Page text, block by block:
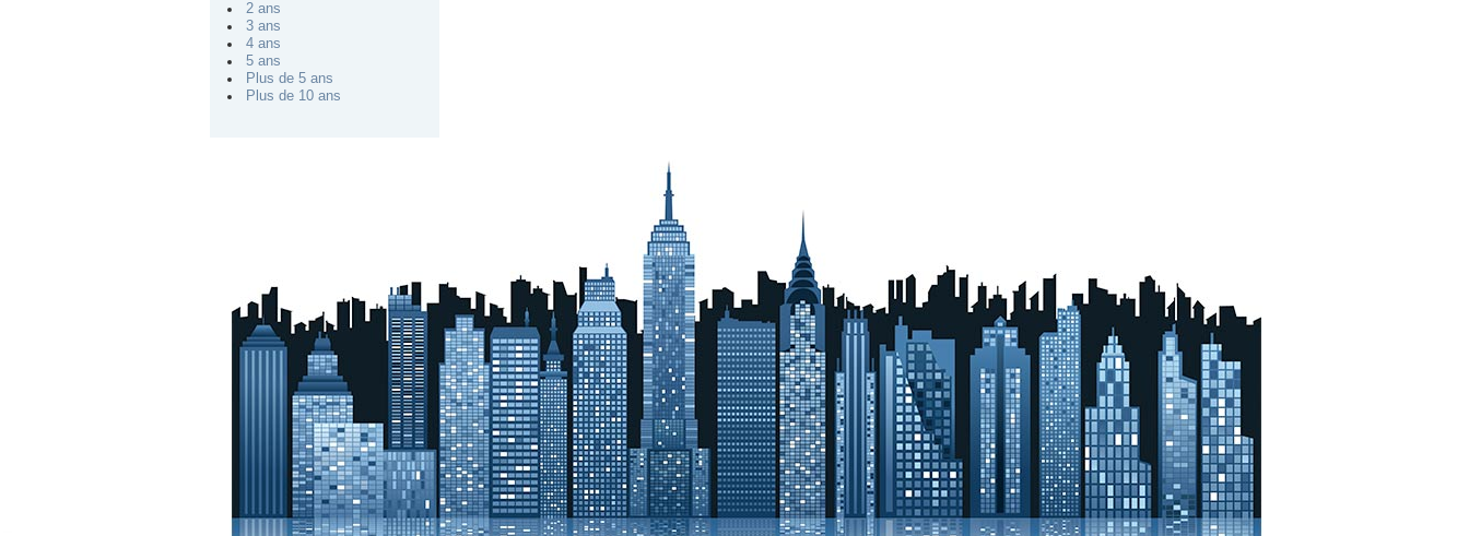
2 ans
3 ans
4 ans
5 ans
Plus de 5 ans
Plus de 10 ans